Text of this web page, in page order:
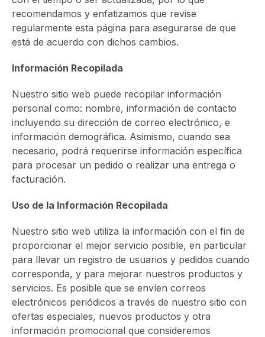
recomendamos y enfatizamos que revise
regularmente esta página para asegurarse de que
está de acuerdo con dichos cambios.
Información Recopilada
Nuestro sitio web puede recopilar información
personal como: nombre, información de contacto
incluyendo su dirección de correo electrónico, e
información demográfica. Asimismo, cuando sea
necesario, podrá requerirse información específica
para procesar un pedido o realizar una entrega o
facturación.
Uso de la Información Recopilada
Nuestro sitio web utiliza la información con el fin de
proporcionar el mejor servicio posible, en particular
para llevar un registro de usuarios y pedidos cuando
corresponda, y para mejorar nuestros productos y
servicios. Es posible que se envíen correos
electrónicos periódicos a través de nuestro sitio con
ofertas especiales, nuevos productos y otra
información promocional que consideremos